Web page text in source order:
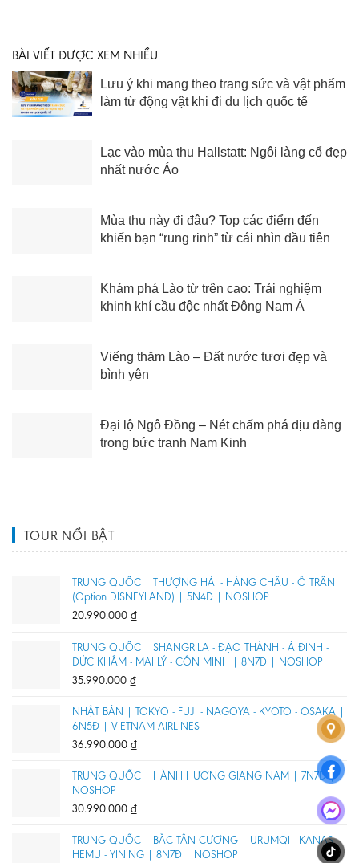
BÀI VIẾT ĐƯỢC XEM NHIỀU
Lưu ý khi mang theo trang sức và vật phẩm
làm từ động vật khi đi du lịch quốc tế
Lạc vào mùa thu Hallstatt: Ngôi làng cổ đẹp
nhất nước Áo
Mùa thu này đi đâu? Top các điểm đến
khiến bạn “rung rinh” từ cái nhìn đầu tiên
Khám phá Lào từ trên cao: Trải nghiệm
khinh khí cầu độc nhất Đông Nam Á
Viếng thăm Lào – Đất nước tươi đẹp và
bình yên
Đại lộ Ngô Đồng – Nét chấm phá dịu dàng
trong bức tranh Nam Kinh
TOUR NỔI BẬT
TRUNG QUỐC | THƯỢNG HẢI - HÀNG CHÂU - Ô TRẤN
(Option DISNEYLAND) | 5N4Đ | NOSHOP
20.990.000 ₫
TRUNG QUỐC | SHANGRILA - ĐẠO THÀNH - Á ĐINH -
ĐỨC KHÂM - MAI LÝ - CÔN MINH | 8N7Đ | NOSHOP
35.990.000 ₫
NHẬT BẢN | TOKYO - FUJI - NAGOYA - KYOTO - OSAKA |
6N5Đ | VIETNAM AIRLINES
36.990.000 ₫
TRUNG QUỐC | HÀNH HƯƠNG GIANG NAM | 7N7Đ |
NOSHOP
30.990.000 ₫
TRUNG QUỐC | BẮC TÂN CƯƠNG | URUMQI - KANAS -
HEMU - YINING | 8N7Đ | NOSHOP